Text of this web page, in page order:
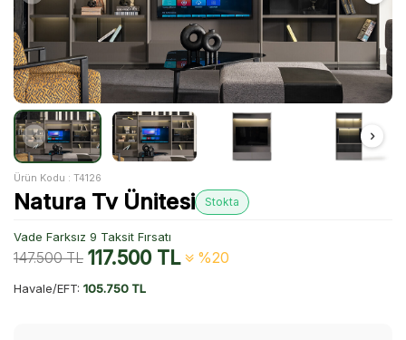
Ürün Kodu : T4126
Natura Tv Ünitesi Stokta
Vade Farksız 9 Taksit Fırsatı
147.500TL 117.500TL %20
Havale/EFT: 105.750 TL